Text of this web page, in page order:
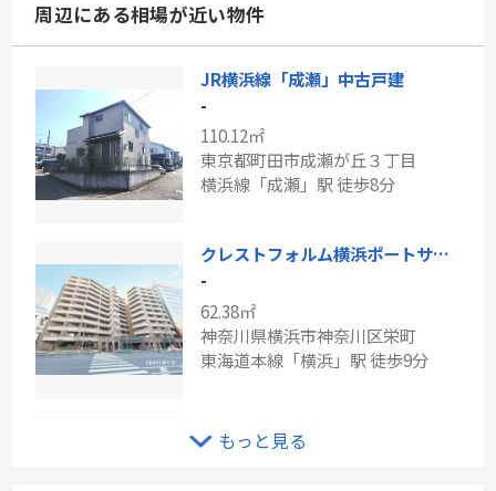
周辺にある相場が近い物件
JR横浜線「成瀬」中古戸建
-
110.12㎡
東京都町田市成瀬が丘３丁目
横浜線「成瀬」駅 徒歩8分
クレストフォルム横浜ポートサイド
-
62.38㎡
神奈川県横浜市神奈川区栄町
東海道本線「横浜」駅 徒歩9分
-
もっと見る